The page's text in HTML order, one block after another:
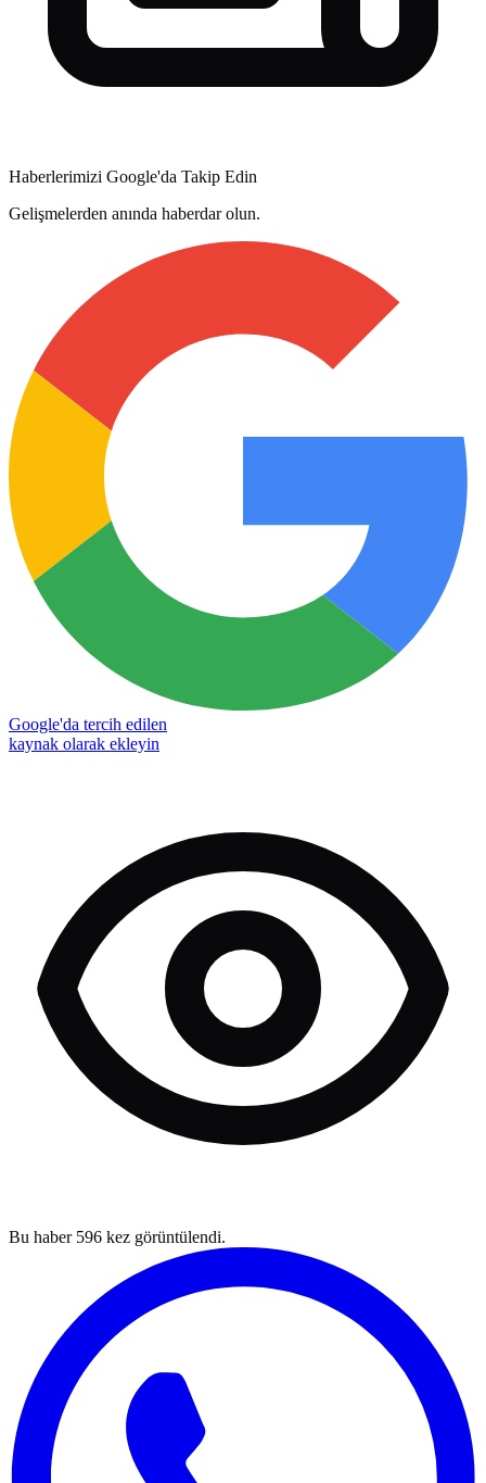
Haberlerimizi Google'da Takip Edin
Gelişmelerden anında haberdar olun.
Google'da tercih edilen
kaynak olarak ekleyin
Bu haber 596 kez görüntülendi.